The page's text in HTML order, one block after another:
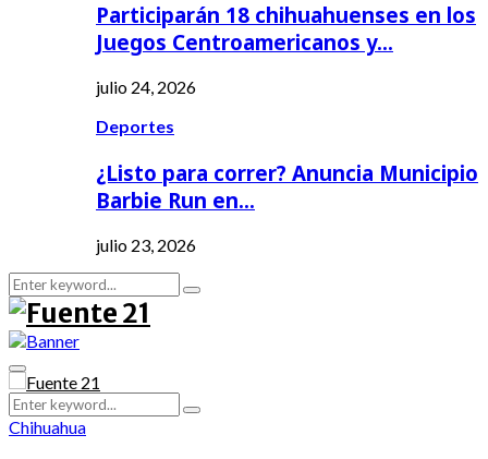
Participarán 18 chihuahuenses en los
Juegos Centroamericanos y…
julio 24, 2026
Deportes
¿Listo para correr? Anuncia Municipio
Barbie Run en…
julio 23, 2026
Search
for:
Search
Primary
Menu
Search
for:
Search
Chihuahua